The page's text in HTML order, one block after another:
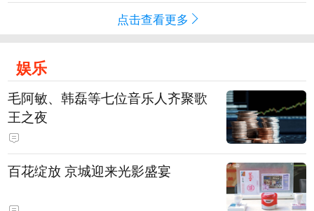
点击查看更多
娱乐
毛阿敏、韩磊等七位音乐人齐聚歌
王之夜
百花绽放 京城迎来光影盛宴